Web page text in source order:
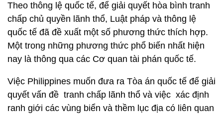
Theo thông lệ quốc tế, để giải quyết hòa bình tranh
chấp chủ quyền lãnh thổ, Luật pháp và thông lệ
quốc tế đã đề xuất một số phương thức thích hợp.
Một trong những phương thức phổ biến nhất hiện
nay là thông qua các Cơ quan tài phán quốc tế.
Việc Philippines muốn đưa ra Tòa án quốc tế để giải
quyết vấn đề tranh chấp lãnh thổ và việc xác định
ranh giới các vùng biển và thềm lục địa có liên quan